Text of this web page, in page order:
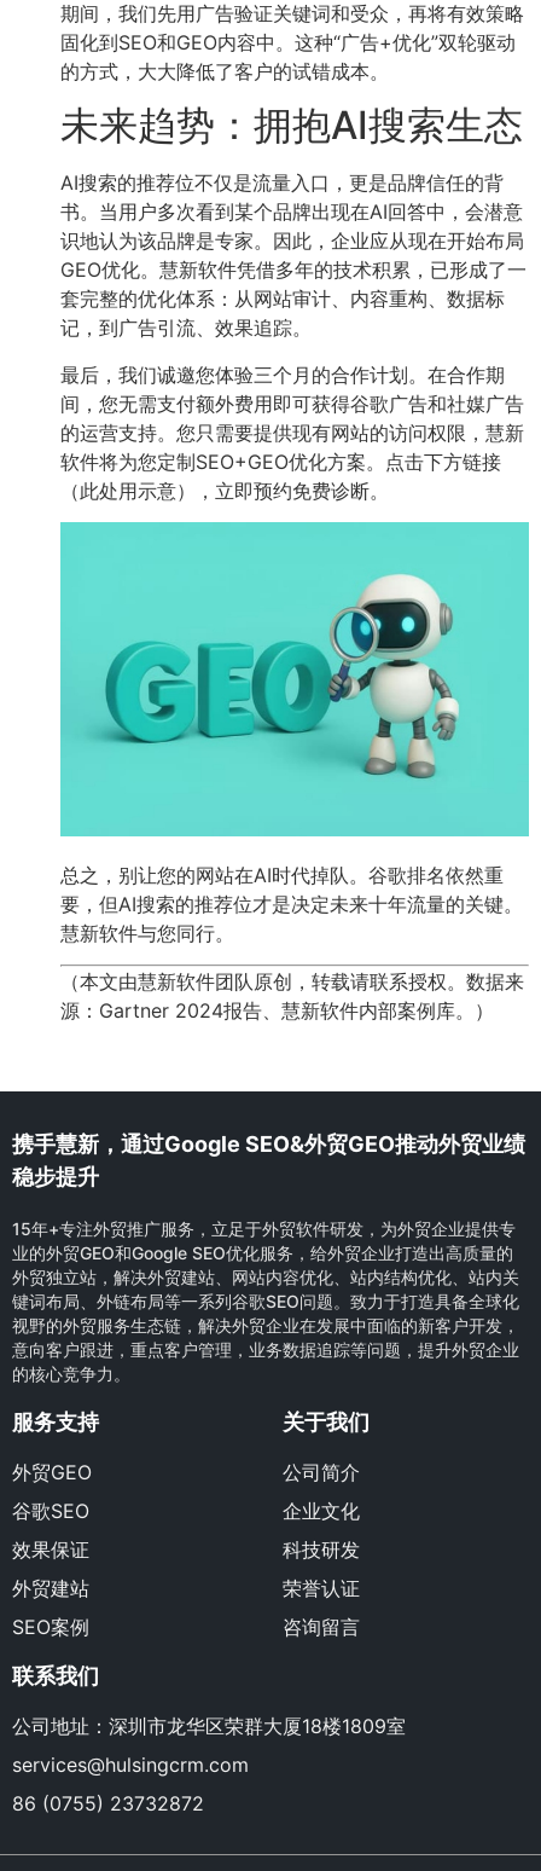
期间，我们先用广告验证关键词和受众，再将有效策略
固化到SEO和GEO内容中。这种“广告+优化”双轮驱动
的方式，大大降低了客户的试错成本。
未来趋势：拥抱AI搜索生态
AI搜索的推荐位不仅是流量入口，更是品牌信任的背
书。当用户多次看到某个品牌出现在AI回答中，会潜意
识地认为该品牌是专家。因此，企业应从现在开始布局
GEO优化。慧新软件凭借多年的技术积累，已形成了一
套完整的优化体系：从网站审计、内容重构、数据标
记，到广告引流、效果追踪。
最后，我们诚邀您体验三个月的合作计划。在合作期
间，您无需支付额外费用即可获得谷歌广告和社媒广告
的运营支持。您只需要提供现有网站的访问权限，慧新
软件将为您定制SEO+GEO优化方案。点击下方链接
（此处用示意），立即预约免费诊断。
总之，别让您的网站在AI时代掉队。谷歌排名依然重
要，但AI搜索的推荐位才是决定未来十年流量的关键。
慧新软件与您同行。
（本文由慧新软件团队原创，转载请联系授权。数据来
源：Gartner 2024报告、慧新软件内部案例库。）
携手慧新，通过Google SEO&外贸GEO推动外贸业绩
稳步提升
15年+专注外贸推广服务，立足于外贸软件研发，为外贸企业提供专
业的外贸GEO和Google SEO优化服务，给外贸企业打造出高质量的
外贸独立站，解决外贸建站、网站内容优化、站内结构优化、站内关
键词布局、外链布局等一系列谷歌SEO问题。致力于打造具备全球化
视野的外贸服务生态链，解决外贸企业在发展中面临的新客户开发，
意向客户跟进，重点客户管理，业务数据追踪等问题，提升外贸企业
的核心竞争力。
服务支持
外贸GEO
谷歌SEO
效果保证
外贸建站
SEO案例
关于我们
公司简介
企业文化
科技研发
荣誉认证
咨询留言
联系我们
公司地址：深圳市龙华区荣群大厦18楼1809室
services@hulsingcrm.com
86 (0755) 23732872